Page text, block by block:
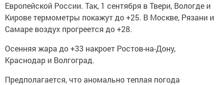
Европейской России. Так, 1 сентября в Твери, Вологде и
Кирове термометры покажут до +25. В Москве, Рязани и
Самаре воздух прогреется до +28.
Осенняя жара до +33 накроет Ростов-на-Дону,
Краснодар и Волгоград.
Предполагается, что аномально теплая погода